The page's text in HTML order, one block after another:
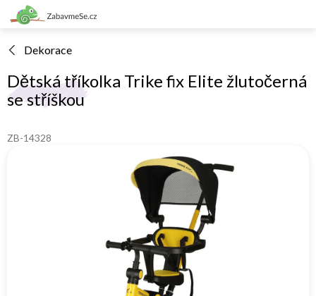
Přejít
na
Dekorace
Dětská tříkolka Trike fix Elite žlutočerná
se stříškou
ZB-14328